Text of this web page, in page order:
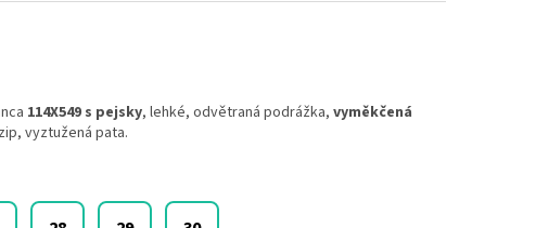
114X549 s pejsky, lehké, odvětraná podrážka, vyměkčená
vyztužená pata.